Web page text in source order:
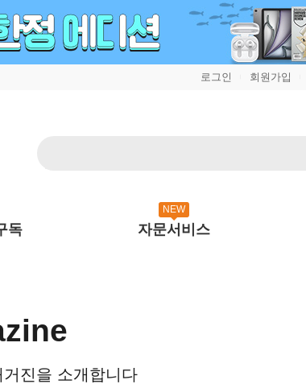
로그인 회원가입
독
NEW
자문서비스
진을 소개합니다